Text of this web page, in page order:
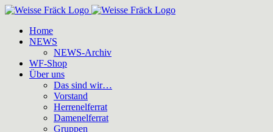
Zum
springenHome
NEWS
NEWS-Archiv
WF-Shop
Über uns
Das sind wir…
Vorstand
Herrenelferrat
Damenelferrat
Gruppen